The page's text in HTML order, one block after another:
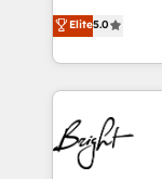
Growth-Driven
Sales
HubSpot
COS Design
and nonprofits
revenue, and
With deep
automation,
lasting impact. We specialize in: • Turnkey and end-
to-end
Sales,
Elite5.0